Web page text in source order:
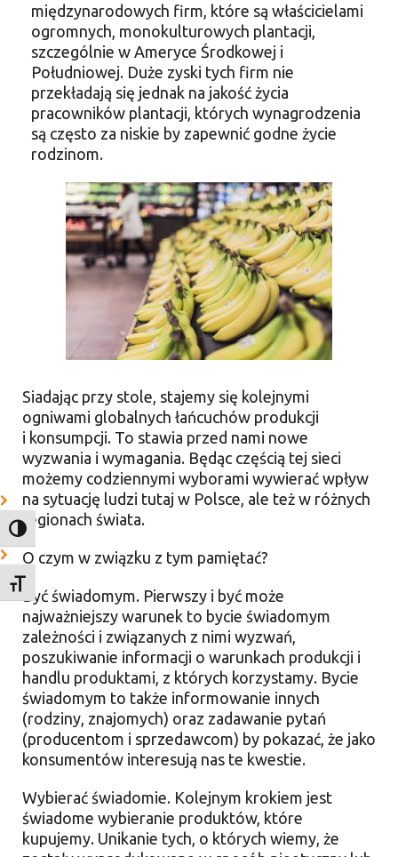
TOGGLE HIGH CONTRAST
TOGGLE FONT SIZE
międzynarodowych firm, które są właścicielami
ogromnych, monokulturowych plantacji,
szczególnie w Ameryce Środkowej i
Południowej. Duże zyski tych firm nie
przekładają się jednak na jakość życia
pracowników plantacji, których wynagrodzenia
są często za niskie by zapewnić godne życie
rodzinom.
Siadając przy stole, stajemy się kolejnymi
ogniwami globalnych łańcuchów produkcji
i konsumpcji. To stawia przed nami nowe
wyzwania i wymagania. Będąc częścią tej sieci
możemy codziennymi wyborami wywierać wpływ
na sytuację ludzi tutaj w Polsce, ale też w różnych
regionach świata.
O czym w związku z tym pamiętać?
Być świadomym. Pierwszy i być może
najważniejszy warunek to bycie świadomym
zależności i związanych z nimi wyzwań,
poszukiwanie informacji o warunkach produkcji i
handlu produktami, z których korzystamy. Bycie
świadomym to także informowanie innych
(rodziny, znajomych) oraz zadawanie pytań
(producentom i sprzedawcom) by pokazać, że jako
konsumentów interesują nas te kwestie.
Wybierać świadomie. Kolejnym krokiem jest
świadome wybieranie produktów, które
kupujemy. Unikanie tych, o których wiemy, że